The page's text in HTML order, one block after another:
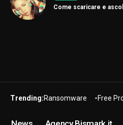
Come scaricare e
Trending:Ransomware Free